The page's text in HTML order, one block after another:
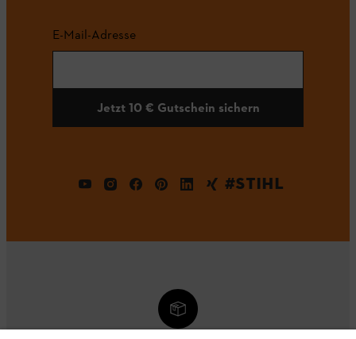
E-Mail-Adresse
Jetzt 10 € Gutschein sichern
#STIHL